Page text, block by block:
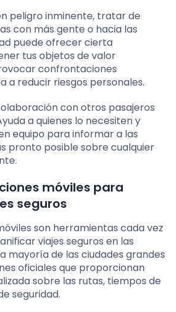
peligro inminente, tratar de
con más gente o hacia las
puede ofrecer cierta
tus objetos de valor
confrontaciones
a reducir riesgos personales.
con otros pasajeros
a quienes lo necesiten y
equipo para informar a las
pronto posible sobre cualquier
móviles para
seguros
son herramientas cada vez
viajes seguros en las
mayoría de las ciudades grandes
oficiales que proporcionan
sobre las rutas, tiempos de
seguridad.